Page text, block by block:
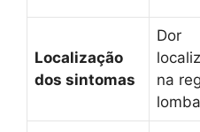
Localização
dos sintomas
Dor
na